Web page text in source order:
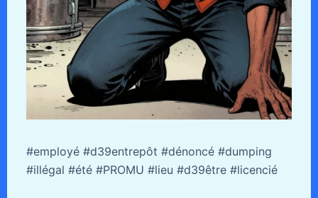
#employé #d39entrepôt #dénoncé #dumping
#illégal #été #PROMU #lieu #d39être #licencié